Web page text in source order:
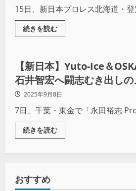
15日、新日本プロレス北海道・
続きを読む
プロレス
【新日本】Yuto-Ice＆
石井智宏へ闘志むき出し
2025年9月8日
7日、千葉・東金で「永田裕志
続きを読む
おすすめ